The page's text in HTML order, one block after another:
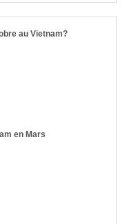
au Vietnam?
en Mars